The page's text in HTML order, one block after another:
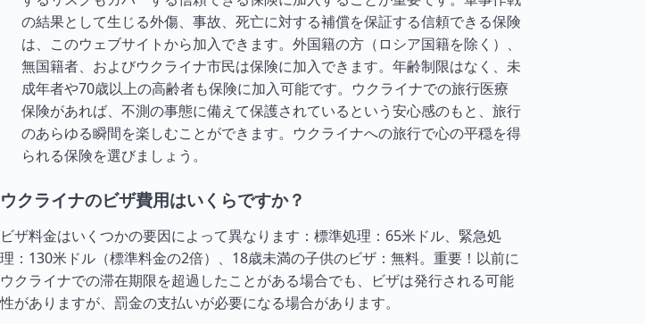
の結果として生じる外傷、事故、死亡に対する補償を保証する信頼できる保険
は、このウェブサイトから加入できます。外国籍の方（ロシア国籍を除く）、
無国籍者、およびウクライナ市民は保険に加入できます。年齢制限はなく、未
成年者や70歳以上の高齢者も保険に加入可能です。ウクライナでの旅行医療
保険があれば、不測の事態に備えて保護されているという安心感のもと、旅行
のあらゆる瞬間を楽しむことができます。ウクライナへの旅行で心の平穏を得
られる保険を選びましょう。
ウクライナのビザ費用はいくらですか？
ビザ料金はいくつかの要因によって異なります：標準処理：65米ドル、緊急処
理：130米ドル（標準料金の2倍）、18歳未満の子供のビザ：無料。重要！以前に
ウクライナでの滞在期限を超過したことがある場合でも、ビザは発行される可能
性がありますが、罰金の支払いが必要になる場合があります。